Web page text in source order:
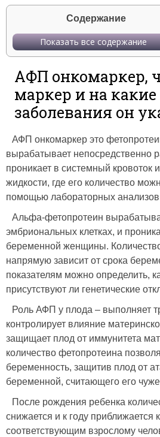
Содержание
Показать все содержание
АФП онкомаркер,
маркер и на какие
заболевания он
АФП онкомаркер это
вырабатывает непосредственно
проникает в системный кровоток
жидкости, где его количество
помощью лабораторных
Альфа-фетопротеин
эмбриональных клетках, и
беременной женщины.
напрямую зависит от срока
показателям можно определить,
присутствуют ли генетические
Роль АФП у плода – выполняет
контролирует влияние
защищает плод от иммунитета
количество фетопротеина
беременность, защитив плод от
беременной, считающего его
После рождения ребенка
снижается и к году приближается
соответствующим взрослому